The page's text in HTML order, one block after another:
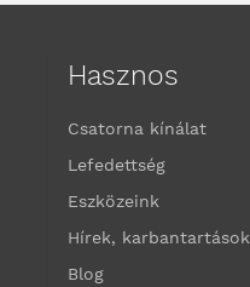
Hasznos
Csatorna kínálat
Lefedettség
Eszközeink
Hírek, karbantartások
Blog